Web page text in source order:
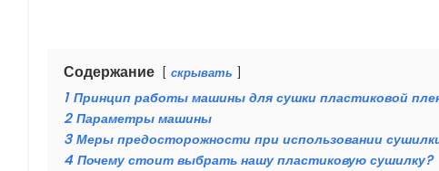
Содержание скрывать
1 Принцип работы машины для сушки пластиковой
2 Параметры машины
3 Меры предосторожности при использовании
4 Почему стоит выбрать нашу пластиковую сушилку?